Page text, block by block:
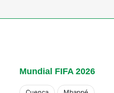
Mundial FIFA 2026